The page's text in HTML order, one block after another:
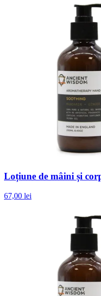
Loțiune de mâini și
67,00 lei